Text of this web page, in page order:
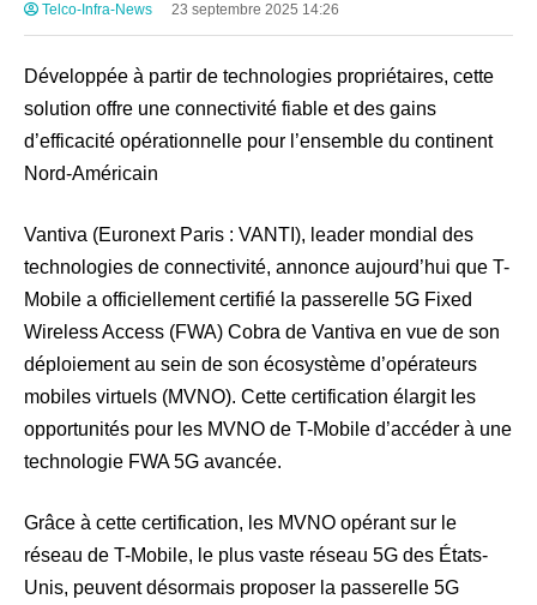
Telco-Infra-News 23 septembre 2025 14:26
Développée à partir de technologies propriétaires, cette
solution offre une connectivité fiable et des gains
d’efficacité opérationnelle pour l’ensemble du continent
Nord-Américain
Vantiva (Euronext Paris : VANTI), leader mondial des
technologies de connectivité, annonce aujourd’hui que T-
Mobile a officiellement certifié la passerelle 5G Fixed
Wireless Access (FWA) Cobra de Vantiva en vue de son
déploiement au sein de son écosystème d’opérateurs
mobiles virtuels (MVNO). Cette certification élargit les
opportunités pour les MVNO de T-Mobile d’accéder à une
technologie FWA 5G avancée.
Grâce à cette certification, les MVNO opérant sur le
réseau de T-Mobile, le plus vaste réseau 5G des États-
Unis, peuvent désormais proposer la passerelle 5G